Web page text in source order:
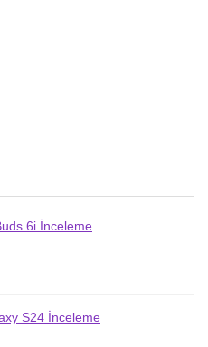
6i İnceleme
S24 İnceleme